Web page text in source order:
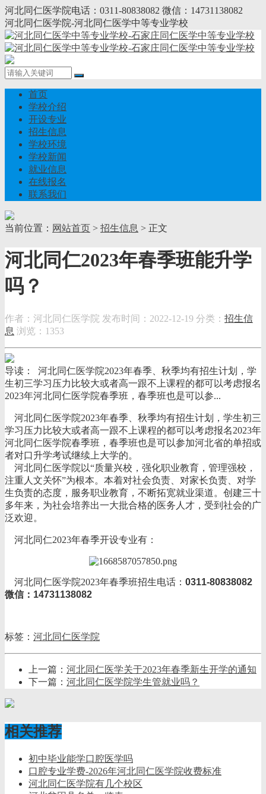
河北同仁医学院电话：0311-80838082 微信：14731138082
河北同仁医学院-河北同仁医学中等专业学校
首页
学校介绍
开设专业
招生信息
学校环境
学校新闻
就业信息
在线报名
联系我们
当前位置： 网站首页 > 招生信息 > 正文
河北同仁2023年春季班能升学
吗？
作者：河北同仁医学院 发布时间：2022-12-19 分类： 招生信
息 浏览：1353
导读： 河北同仁医学院2023年春季、秋季均有招生计划，学
生初三学习压力比较大或者高一跟不上课程的都可以考虑报名
2023年河北同仁医学院春季班，春季班也是可以参...
河北同仁医学院2023年春季、秋季均有招生计划，学生初三
学习压力比较大或者高一跟不上课程的都可以考虑报名2023年
河北同仁医学院春季班，春季班也是可以参加河北省的单招或
者对口升学考试继续上大学的。
河北同仁医学院以“质量兴校，强化职业教育，管理强校，
注重人文关怀”为根本。本着对社会负责、对家长负责、对学
生负责的态度，服务职业教育，不断拓宽就业渠道。创建三十
多年来，为社会培养出一大批合格的医务人才，受到社会的广
泛欢迎。
河北同仁2023年春季开设专业有：
河北同仁医学院2023年春季班招生电话： 0311-80838082
微信：14731138082
标签： 河北同仁医学院
上一篇： 河北同仁医学关于2023年春季新生开学的通知
下一篇： 河北同仁医学院学生管就业吗？
相关推荐
初中毕业能学口腔医学吗
口腔专业学费-2026年河北同仁医学院收费标准
河北同仁医学院有几个校区